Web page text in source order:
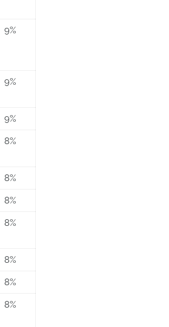
9%
9%
9%
8%
8%
8%
8%
8%
8%
8%